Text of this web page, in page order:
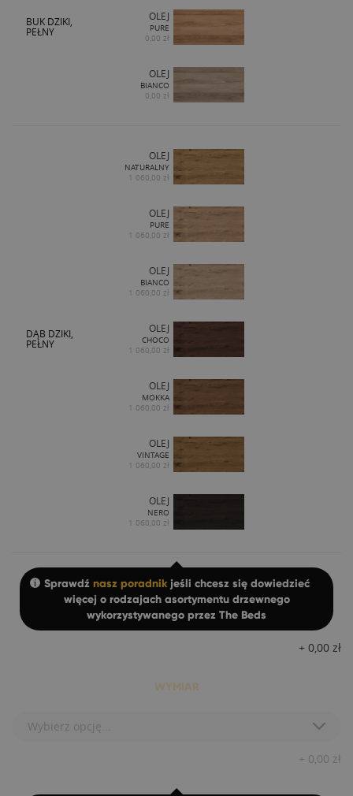
BUK DZIKI,
PEŁNY
OLEJ
PURE
0,00 zł
OLEJ
BIANCO
0,00 zł
DĄB DZIKI,
PEŁNY
OLEJ
NATURALNY
1 060,00 zł
OLEJ
PURE
1 060,00 zł
OLEJ
BIANCO
1 060,00 zł
OLEJ
CHOCO
1 060,00 zł
OLEJ
MOKKA
1 060,00 zł
OLEJ
VINTAGE
1 060,00 zł
OLEJ
NERO
1 060,00 zł
Sprawdź nasz poradnikjeśli chcesz się dowiedzieć
więcej o rodzajach asortymentu drzewnego
wykorzystywanego przez The Beds
+ 0,00 zł
WYMIAR
Wybierz opcję...
+ 0,00 zł